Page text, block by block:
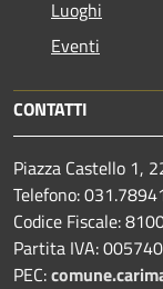
Luoghi
Eventi
CONTATTI
Piazza Castello 1,
Telefono:
Codice Fiscale:
Partita IVA:
PEC: